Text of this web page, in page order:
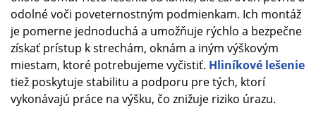
odolné voči poveternostným podmienkam. Ich montáž
je pomerne jednoduchá a umožňuje rýchlo a bezpečne
získať prístup k strechám, oknám a iným výškovým
miestam, ktoré potrebujeme vyčistiť. Hliníkové lešenie
tiež poskytuje stabilitu a podporu pre tých, ktorí
vykonávajú práce na výšku, čo znižuje riziko úrazu.